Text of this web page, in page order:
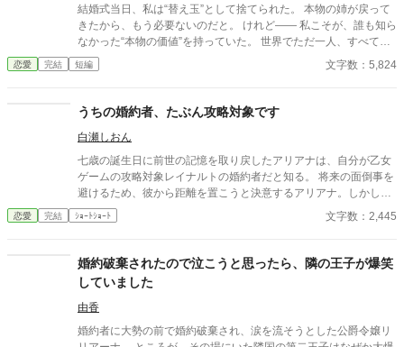
結婚式当日、私は“替え玉”として捨てられた。 本物の姉が戻って
きたから、もう必要ないのだと。 けれど—— 私こそが、誰も知ら
なかった“本物の価値”を持っていた。 世界でただ一人、すべてを
癒す力。 そして、その価値を知るただ一人の人が、皇帝となって
私を迎えに来る。 これは、すべてを失った少女が、本当に必要と
恋愛 完結 短編 文字数：5,824
うちの婚約者、たぶん攻略対象です
白瀬しおん
七歳の誕生日に前世の記憶を取り戻したアリアナは、自分が乙女
ゲームの攻略対象レイナルトの婚約者だと知る。 将来の面倒事を
避けるため、彼から距離を置こうと決意するアリアナ。しかし、
中庭でも図書館でも購買でも、なぜか行く先々でレイナルトと遭
遇してしまう。 避けているはずなのに近づいてくる婚約者。そん
恋愛 完結 ｼｮｰﾄｼｮｰﾄ 文字数：2,445
婚約破棄されたので泣こうと思ったら、隣の王子が爆笑
していました
由香
婚約者に大勢の前で婚約破棄され、涙を流そうとした公爵令嬢リ